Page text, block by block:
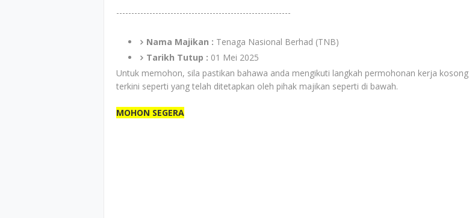
----------------------------------------------------------
Nama Majikan : Tenaga Nasional Berhad (TNB)
Tarikh Tutup : 01 Mei 2025
Untuk memohon, sila pastikan bahawa anda mengikuti langkah permohonan kerja kosong
terkini seperti yang telah ditetapkan oleh pihak majikan seperti di bawah.
MOHON SEGERA